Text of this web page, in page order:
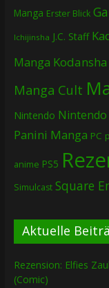
Manga Erster Blick
Ichijinsha J.C. Staff
Manga Kodansha
Manga Cult
Nintendo Nintendo
Panini Manga PC
anime PS5
Simulcast Square
Aktuelle
Rezension: Elfies
(Comic)